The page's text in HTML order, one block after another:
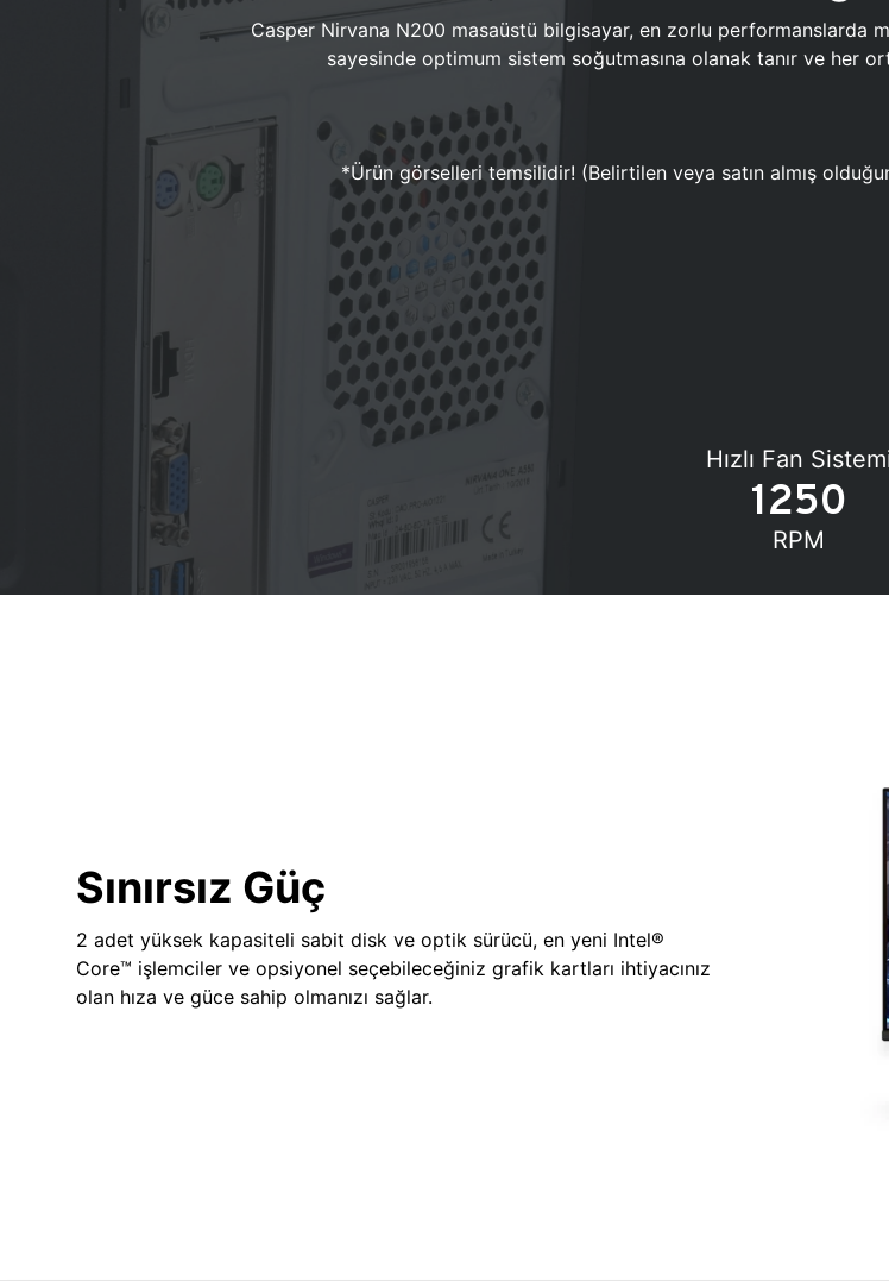
Casper Nirvana N200 masaüstü bilgisayar, en zorlu performanslarda
sayesinde optimum sistem soğutmasına olanak tanır ve her
*Ürün görselleri temsilidir! (Belirtilen veya satın almış
Hızlı Fan
1250
RPM
Sınırsız Güç
2 adet yüksek kapasiteli sabit disk ve optik sürücü, en yeni Intel®
Core™ işlemciler ve opsiyonel seçebileceğiniz grafik kartları ihtiyacınız
olan hıza ve güce sahip olmanızı sağlar.